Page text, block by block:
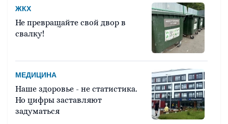
ЖКХ
Не превращайте свой двор в
свалку!
МЕДИЦИНА
Наше здоровье - не статистика.
Но цифры заставляют
задуматься